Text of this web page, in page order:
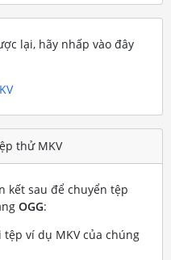
lại, hãy nhấp vào đây
thử MKV
kết sau để chuyển tệp
OGG:
tệp ví dụ MKV của chúng